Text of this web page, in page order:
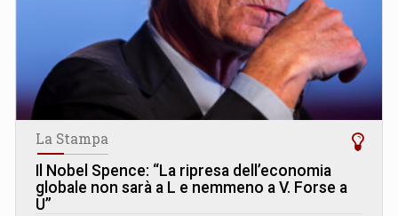
La Stampa
Il Nobel Spence: “La ripresa dell’economia
globale non sarà a L e nemmeno a V. Forse a
U”